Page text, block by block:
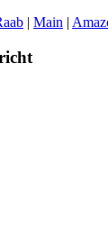
| Main |